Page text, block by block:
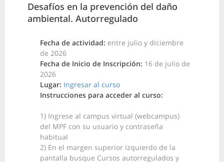
Desafíos en la prevención del daño
ambiental. Autorregulado
Fecha de actividad: entre julio y diciembre
de 2026
Fecha de Inicio de Inscripción: 16 de julio de
2026
Lugar: Ingresar al curso
Instrucciones para acceder al curso:
1) Ingrese al campus virtual (webcampus)
del MPF con su usuario y contraseña
habitual
2) En el margen superior izquierdo de la
pantalla busque Cursos autorregulados y